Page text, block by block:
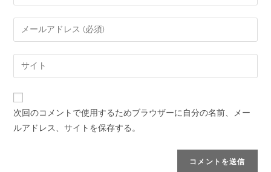
次回のコメントで使用するためブラウザーに自分の名前、メー
ルアドレス、サイトを保存する。